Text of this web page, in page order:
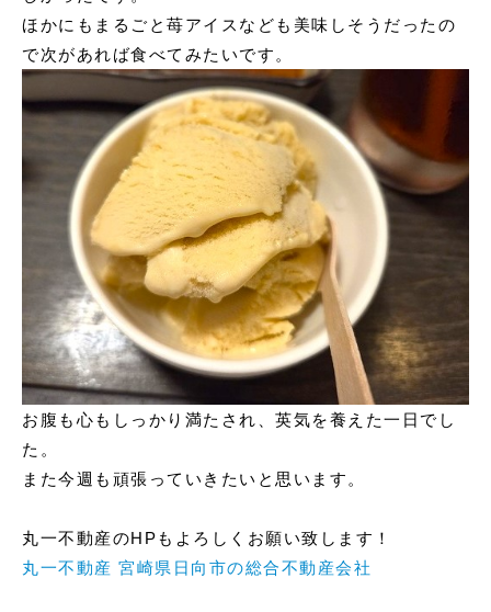
ほかにもまるごと苺アイスなども美味しそうだったの
で次があれば食べてみたいです。
お腹も心もしっかり満たされ、英気を養えた一日でし
た。
また今週も頑張っていきたいと思います。
丸一不動産のHPもよろしくお願い致します！
丸一不動産 宮崎県日向市の総合不動産会社